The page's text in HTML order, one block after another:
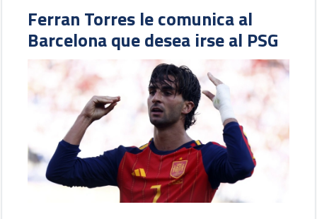
Ferran Torres le comunica al
Barcelona que desea irse al PSG